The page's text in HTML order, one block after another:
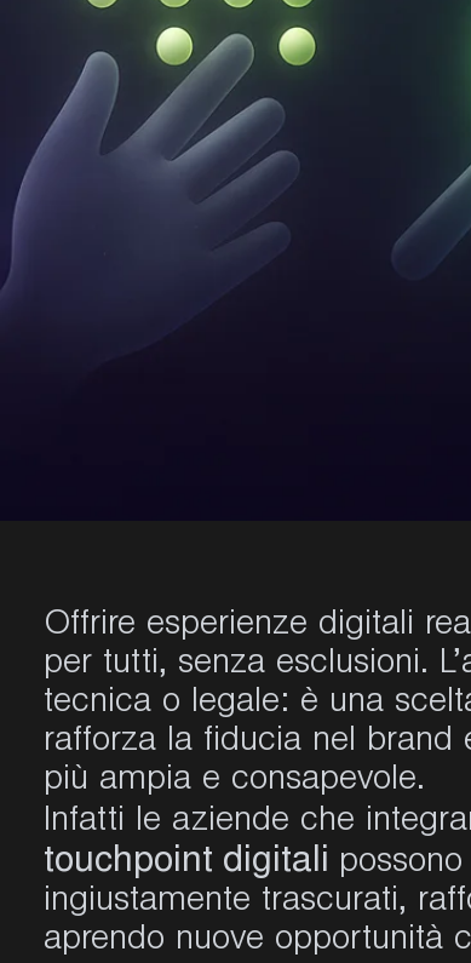
Offrire esperienze digitali
per tutti, senza esclusioni.
tecnica o legale: è una
rafforza la fiducia nel brand
più ampia e consapevole.
Infatti le aziende che
touchpoint digitali
ingiustamente trascurati,
aprendo nuove opportunità